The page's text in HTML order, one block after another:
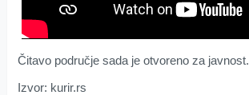
Čitavo područje sada je otvoreno za javnost.
Izvor: kurir.rs